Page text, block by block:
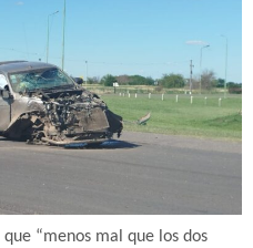
“menos mal que los dos